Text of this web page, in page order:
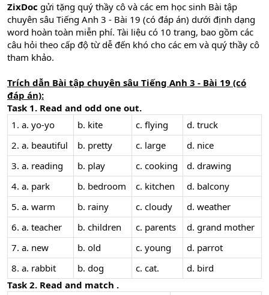
ZixDoc gửi tặng quý thầy cô và các em học sinh Bài tập
chuyên sâu Tiếng Anh 3 - Bài 19 (có đáp án) dưới định dạng
word hoàn toàn miễn phí. Tài liệu có 10 trang, bao gồm các
câu hỏi theo cấp độ từ dễ đến khó cho các em và quý thầy cô
tham khảo.
Trích dẫn Bài tập chuyên sâu Tiếng Anh 3 - Bài 19 (có
đáp án):
Task 1. Read and odd one out.
1. a. yo-yo
b. kite c. flying
d. truck
2. a. beautiful
b. pretty c. large
d. nice
3. a. reading
b. play c. cooking
d. drawing
4. a. park
b. bedroom c. kitchen
d. balcony
5. a. warm
b. rainy c. cloudy
d. weather
6. a. teacher
b. children c. parents
d. grand mother
7. a. new
b. old c. young
d. parrot
8. a. rabbit
b. dog c. cat.
d. bird
Task 2. Read and match .